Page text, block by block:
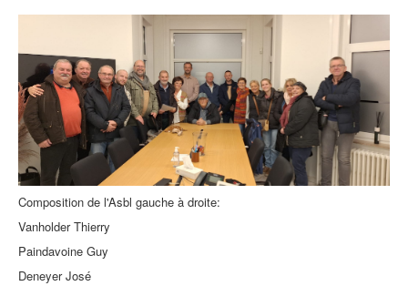
Composition de l'Asbl gauche à droite:
Vanholder Thierry
Paindavoine Guy
Deneyer José